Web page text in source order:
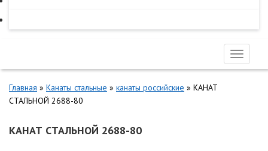
Toggle
Главная » Канаты стальные » канаты российские » КАНАТ
СТАЛЬНОЙ 2688-80
КАНАТ СТАЛЬНОЙ 2688-80